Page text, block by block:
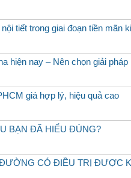
tiết trong giai đoạn tiền mãn
hiện nay – Nên chọn giải
giá hợp lý, hiệu quả cao
BẠN ĐÃ HIỂU ĐÚNG?
CÓ ĐIỀU TRỊ ĐƯỢC